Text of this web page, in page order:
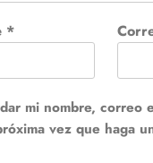
*
mi nombre, correo
vez que haga